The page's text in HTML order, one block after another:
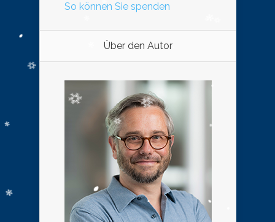
So können Sie spenden
Über den Autor